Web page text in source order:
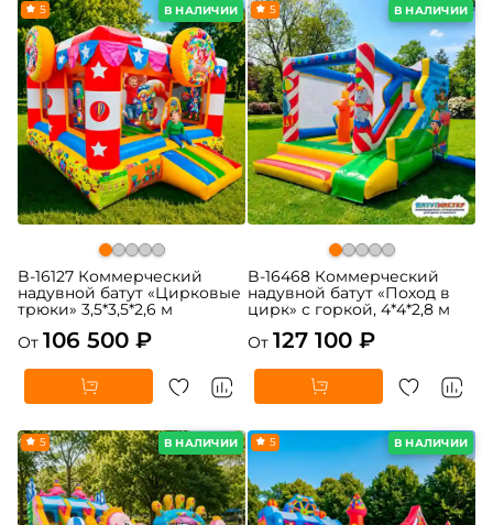
В НАЛИЧИИ
5
B-16127 Коммерческий
надувной батут «Цирковые
трюки» 3,5*3,5*2,6 м
От 106 500 ₽
В НАЛИЧИИ
5
B-16468 Коммерческий
надувной батут «Поход в
цирк» с горкой, 4*4*2,8 м
От 127 100 ₽
В НАЛИЧИИ
5 В НАЛИЧИИ
5